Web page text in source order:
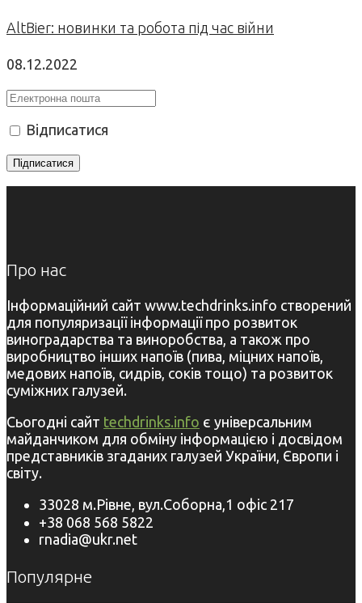
AltBier: новинки та робота під час війни
08.12.2022
Відписатися
Про нас
Інформаційний сайт www.techdrinks.info створений
для популяризації інформації про розвиток
виноградарства та виноробства, а також про
виробництво інших напоїв (пива, міцних напоїв,
медових напоїв, сидрів, соків тощо) та розвиток
суміжних галузей.
Сьогодні сайт techdrinks.info є універсальним
майданчиком для обміну інформацією і досвідом
представників згаданих галузей України, Європи і
світу.
33028 м.Рівне, вул.Соборна,1 офіс 217
+38 068 568 5822
rnadia@ukr.net
Популярне